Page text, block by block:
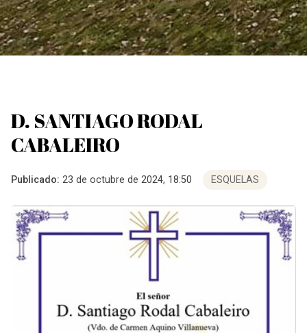
D. SANTIAGO RODAL
CABALEIRO
Publicado: 23 de octubre de 2024, 18:50 ESQUELAS